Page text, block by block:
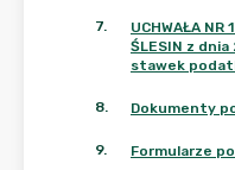
7.
UCHWAŁA NR
ŚLESIN z
stawek
8. Dokumenty
9. Formularze